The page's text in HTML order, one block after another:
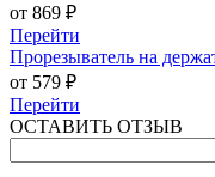
от 869 ₽
Перейти
Прорезыватель на
от 579 ₽
Перейти
ОСТАВИТЬ ОТЗЫВ